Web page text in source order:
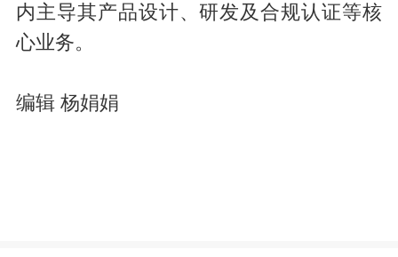
内主导其产品设计、研发及合规认证等核
心业务。
编辑 杨娟娟